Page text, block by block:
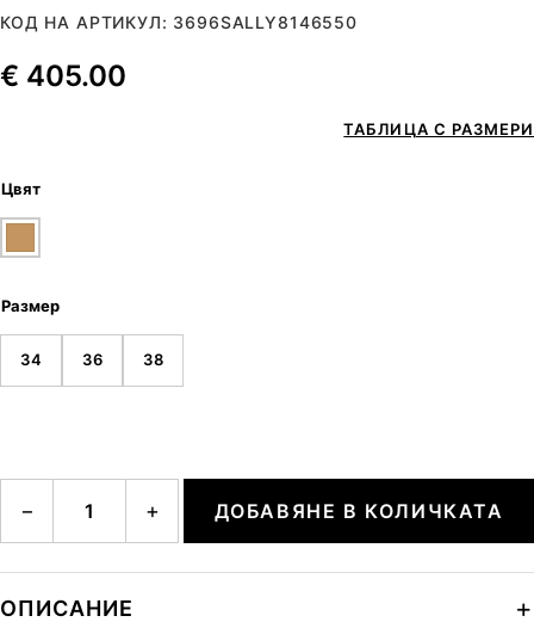
КОД НА АРТИКУЛ: 3696SALLY8146550
€ 405.00
ТАБЛИЦА С РАЗМЕРИ
Цвят
Размер
34 36 38
− + ДОБАВЯНЕ В КОЛИЧКАТА
ОПИСАНИЕ